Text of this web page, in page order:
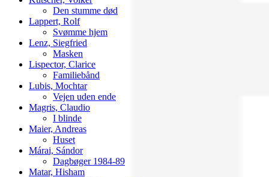
Den stumme død
Lappert, Rolf
Svømme hjem
Lenz, Siegfried
Masken
Lispector, Clarice
Familiebånd
Lubis, Mochtar
Vejen uden ende
Magris, Claudio
I blinde
Maier, Andreas
Huset
Márai, Sándor
Dagbøger 1984-89
Matar, Hisham